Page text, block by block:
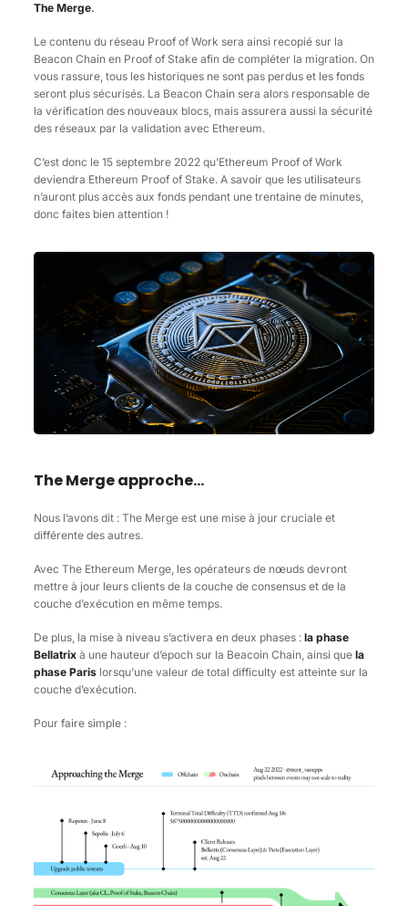
The Merge.
Le contenu du réseau Proof of Work sera ainsi recopié sur la
Beacon Chain en Proof of Stake afin de compléter la migration. On
vous rassure, tous les historiques ne sont pas perdus et les fonds
seront plus sécurisés. La Beacon Chain sera alors responsable de
la vérification des nouveaux blocs, mais assurera aussi la sécurité
des réseaux par la validation avec Ethereum.
C’est donc le 15 septembre 2022 qu’Ethereum Proof of Work
deviendra Ethereum Proof of Stake. A savoir que les utilisateurs
n’auront plus accès aux fonds pendant une trentaine de minutes,
donc faites bien attention !
The Merge approche...
Nous l’avons dit : The Merge est une mise à jour cruciale et
différente des autres.
Avec The Ethereum Merge, les opérateurs de nœuds devront
mettre à jour leurs clients de la couche de consensus et de la
couche d’exécution en même temps.
De plus, la mise à niveau s’activera en deux phases : la phase
Bellatrixà une hauteur d’epoch sur la Beacoin Chain, ainsi que la
phase Parislorsqu’une valeur de total difficulty est atteinte sur la
couche d’exécution.
Pour faire simple :